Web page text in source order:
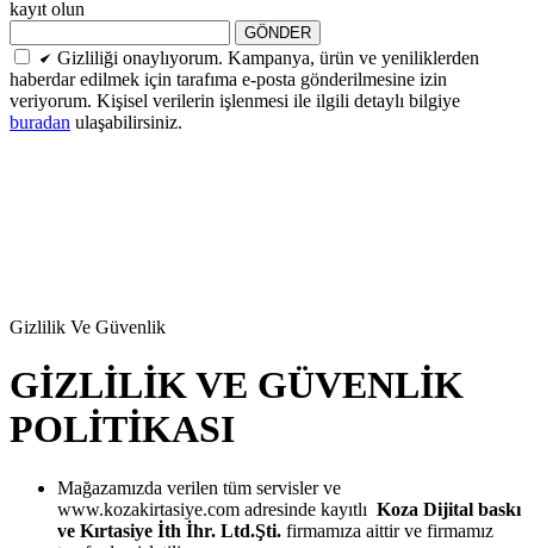
kayıt olun
GÖNDER
Gizliliği onaylıyorum. Kampanya, ürün ve yeniliklerden
haberdar edilmek için tarafıma e-posta gönderilmesine izin
veriyorum. Kişisel verilerin işlenmesi ile ilgili detaylı bilgiye
buradan ulaşabilirsiniz.
Gizlilik Ve Güvenlik
GİZLİLİK VE GÜVENLİK
POLİTİKASI
Mağazamızda verilen tüm servisler ve
www.kozakirtasiye.com adresinde kayıtlı Koza Dijital baskı
ve Kırtasiye İth İhr. Ltd.Şti. firmamıza aittir ve firmamız